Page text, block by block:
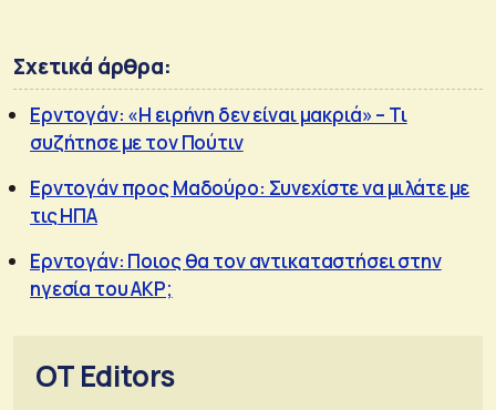
Σχετικά άρθρα:
Ερντογάν: «Η ειρήνη δεν είναι μακριά» – Τι
συζήτησε με τον Πούτιν
Ερντογάν προς Μαδούρο: Συνεχίστε να μιλάτε με
τις ΗΠΑ
Ερντογάν: Ποιος θα τον αντικαταστήσει στην
ηγεσία του AKP;
OT Editors